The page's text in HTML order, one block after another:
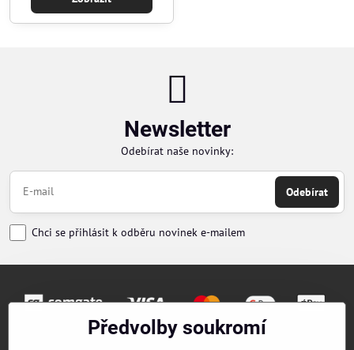
Newsletter
Odebírat naše novinky:
Odebírat
Chci se přihlásit k odběru novinek e-mailem
Předvolby soukromí